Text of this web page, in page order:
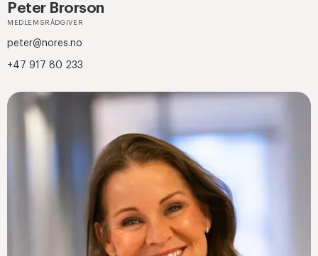
Peter Brorson
MEDLEMSRÅDGIVER
peter@nores.no
+47 917 80 233